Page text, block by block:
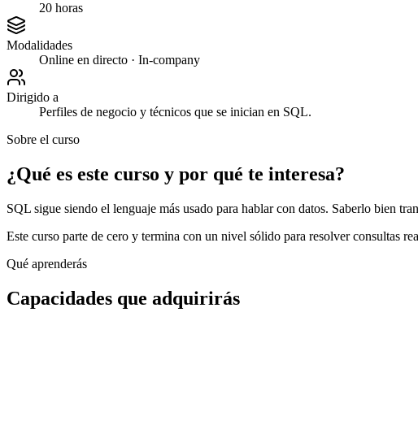
20 horas
Modalidades
Online en directo · In-company
Dirigido a
Perfiles de negocio y técnicos que se inician en SQL.
Sobre el curso
¿Qué es este curso y por qué te interesa?
SQL sigue siendo el lenguaje más usado para hablar con datos. Saberlo bien
Este curso parte de cero y termina con un nivel sólido para resolver consultas
Qué aprenderás
Capacidades que adquirirás